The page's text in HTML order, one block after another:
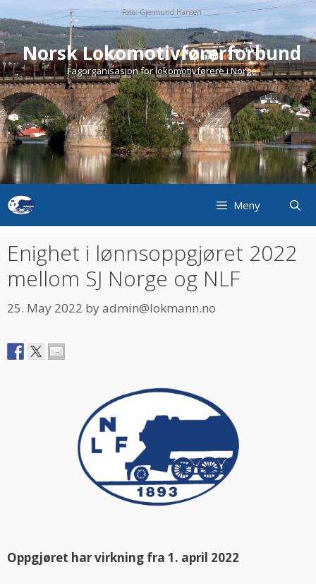
to
content
Foto: Gjermund Hansen
Norsk Lokomotivførerforbund
Fagorganisasjon for lokomotivførere i Norge
Meny
Enighet i lønnsoppgjøret 2022
mellom SJ Norge og NLF
25. May 2022 byadmin@lokmann.no
Oppgjøret har virkning fra 1. april 2022